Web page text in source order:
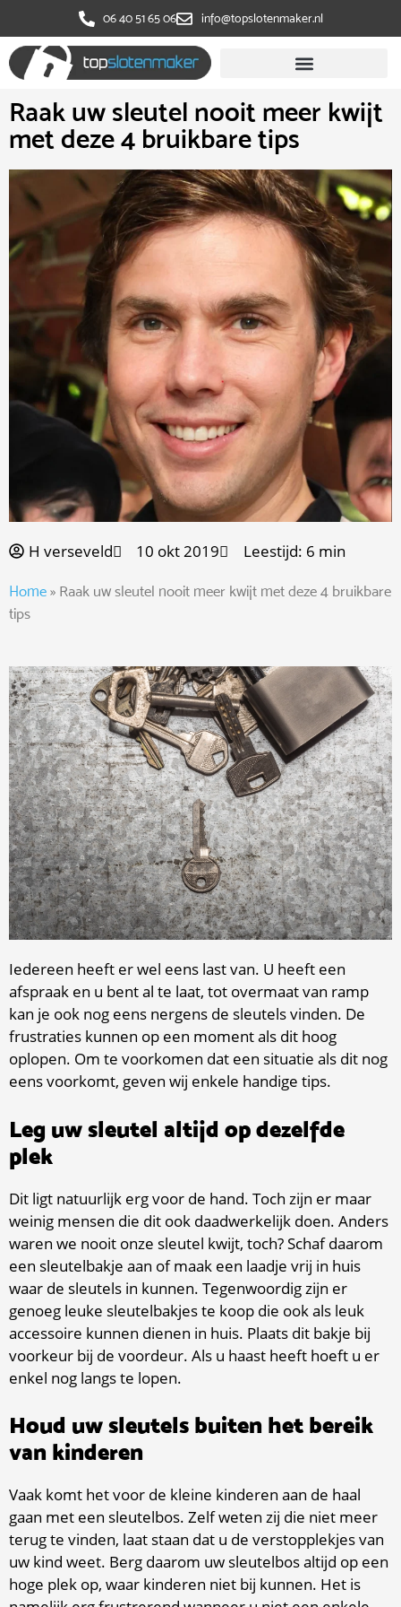
‭06 40 51 65 06 info@topslotenmaker.nl
Raak uw sleutel nooit meer kwijt
met deze 4 bruikbare tips
H verseveld 10 okt 2019 Leestijd: 6 min
Home » Raak uw sleutel nooit meer kwijt met deze 4 bruikbare
tips
Iedereen heeft er wel eens last van. U heeft een
afspraak en u bent al te laat, tot overmaat van ramp
kan je ook nog eens nergens de sleutels vinden. De
frustraties kunnen op een moment als dit hoog
oplopen. Om te voorkomen dat een situatie als dit nog
eens voorkomt, geven wij enkele handige tips.
Leg uw sleutel altijd op dezelfde
plek
Dit ligt natuurlijk erg voor de hand. Toch zijn er maar
weinig mensen die dit ook daadwerkelijk doen. Anders
waren we nooit onze sleutel kwijt, toch? Schaf daarom
een sleutelbakje aan of maak een laadje vrij in huis
waar de sleutels in kunnen. Tegenwoordig zijn er
genoeg leuke sleutelbakjes te koop die ook als leuk
accessoire kunnen dienen in huis. Plaats dit bakje bij
voorkeur bij de voordeur. Als u haast heeft hoeft u er
enkel nog langs te lopen.
Houd uw sleutels buiten het bereik
van kinderen
Vaak komt het voor de kleine kinderen aan de haal
gaan met een sleutelbos. Zelf weten zij die niet meer
terug te vinden, laat staan dat u de verstopplekjes van
uw kind weet. Berg daarom uw sleutelbos altijd op een
hoge plek op, waar kinderen niet bij kunnen. Het is